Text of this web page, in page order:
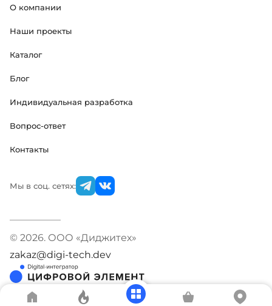
О компании
Наши проекты
Каталог
Блог
Индивидуальная разработка
Вопрос-ответ
Контакты
Мы в соц. сетях:
© 2026. ООО «Диджитех»
zakaz@digi-tech.dev